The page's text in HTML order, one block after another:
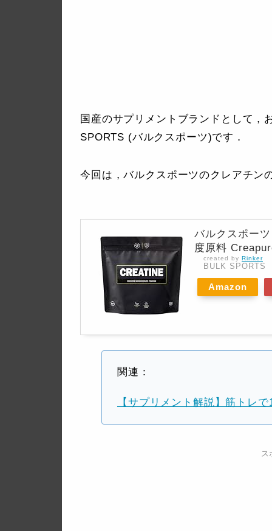
国産のサプリメントブランドとして，
SPORTS (バルクスポーツ)です．
今回は，バルクスポーツのクレアチン
バルクスポー
度原料
created by Rinker
BULK SPORTS
Amazon
関連：
【サプリメント解説】筋トレ
ス